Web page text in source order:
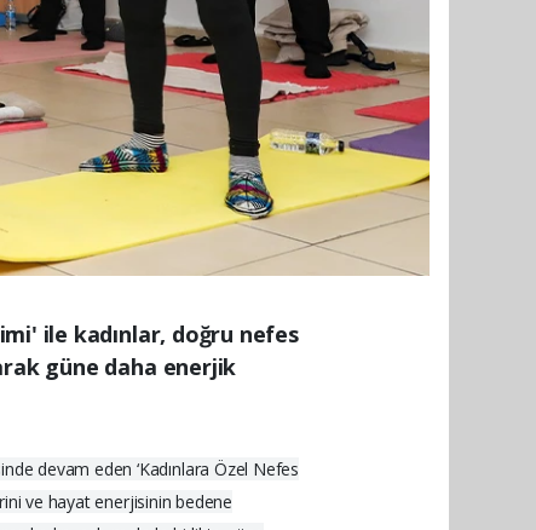
ile kadınlar, doğru nefes
güne daha enerjik
devam eden ‘Kadınlara Özel Nefes
ve hayat enerjisinin bedene